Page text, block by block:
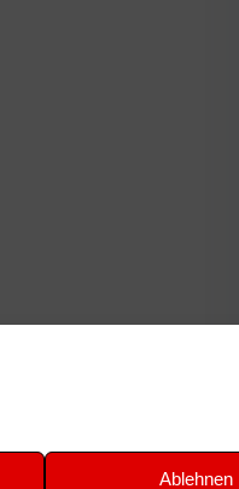
Ablehnen